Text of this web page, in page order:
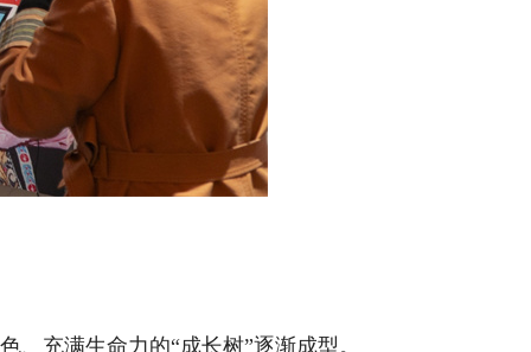
充满生命力的“成长树”逐渐成型。